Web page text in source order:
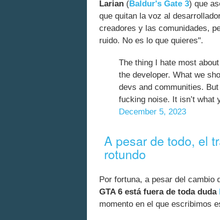
Larian (Baldur's Gate 3) que
que quitan la voz al
creadores y las comunidades,
ruido. No es lo que quieres".
The thing I hate most
the developer. What we
devs and communities.
fucking noise. It isn’t
December 5, 2023
A pesar de todo, el
rotundo
Por fortuna, a pesar del cambio
GTA 6 está fuera de toda duda
momento en el que escribimos